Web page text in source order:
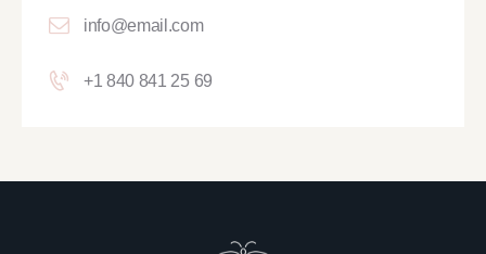
info@email.com
+1 840 841 25 69